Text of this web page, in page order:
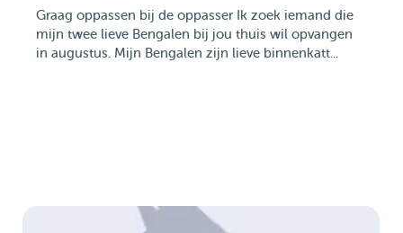
Graag oppassen bij de oppasser Ik zoek iemand die
mijn twee lieve Bengalen bij jou thuis wil opvangen
in augustus. Mijn Bengalen zijn lieve binnenkatt...